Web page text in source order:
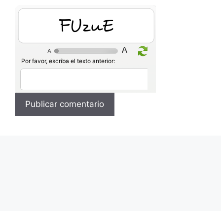
FK3SD
Por favor, escriba el texto anterior: